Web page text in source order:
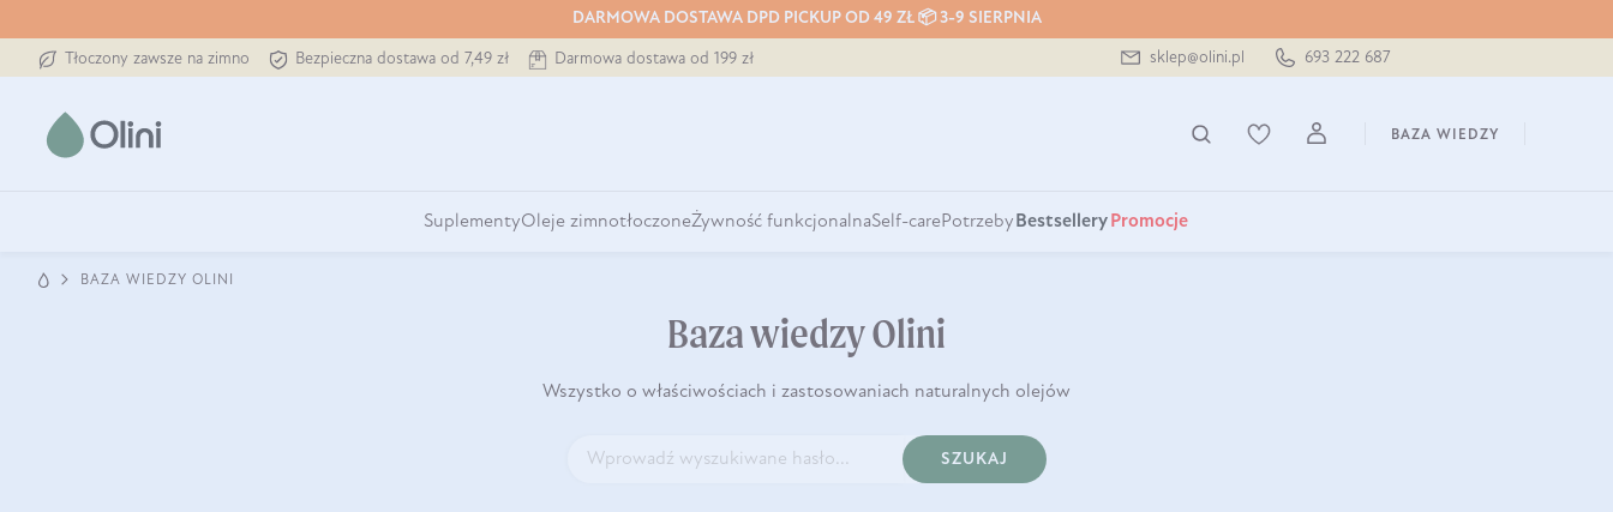
DARMOWA DOSTAWA DPD PICKUP OD 49 ZŁ 📦 3-9 SIERPNIA
Tłoczony zawsze na zimno Bezpieczna dostawa od 7,49 zł Darmowa dostawa od 199 zł sklep@olini.pl 693 222 687
BAZA WIEDZY
SuplementyOleje zimnotłoczoneŻywność funkcjonalnaSelf-carePotrzeby Bestsellery Promocje
BAZA WIEDZY OLINI
Baza wiedzy Olini
Wszystko o właściwościach i zastosowaniach naturalnych olejów
SZUKAJ